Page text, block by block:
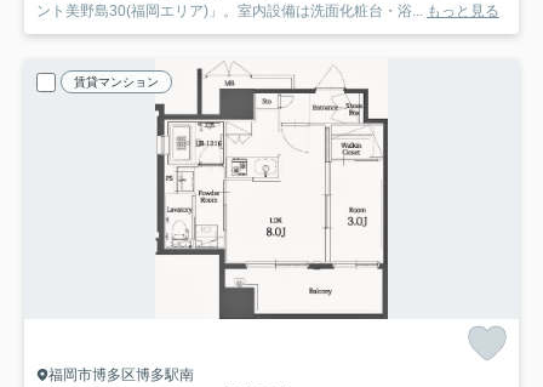
ント美野島30(福岡エリア)」。室内設備は洗面化粧台・浴... もっと見る
賃貸マンション
福岡市博多区博多駅南